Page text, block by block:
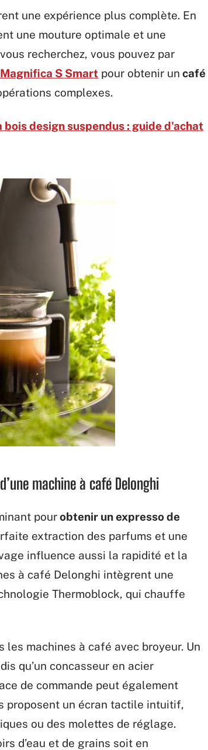
une expérience plus complète. En
une mouture optimale et une
recherchez, vous pouvez par
S Smart pour obtenir un café
complexes.
bois design suspendus : guide d'achat
machine à café Delonghi
pourobtenir un expresso de
extraction des parfums et une
influence aussi la rapidité et la
à café Delonghi intègrent une
Thermoblock, qui chauffe
machines à café avec broyeur. Un
qu’un concasseur en acier
de commande peut également
proposent un écran tactile intuitif,
ou des molettes de réglage.
d’eau et de grains soit en